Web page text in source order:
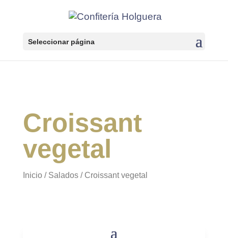
Seleccionar página
Croissant
vegetal
Inicio/ Salados/ Croissant vegetal